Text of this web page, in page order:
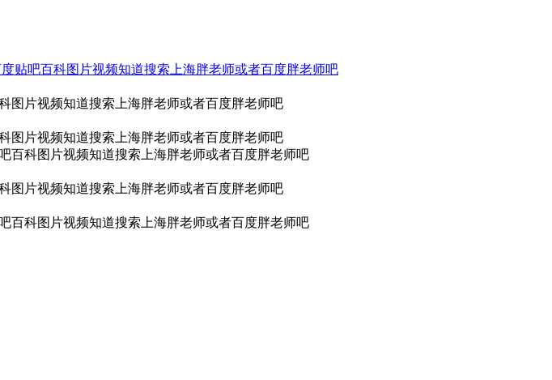
贴吧百科图片视频知道搜索上海胖老师或者百度胖老师吧
图片视频知道搜索上海胖老师或者百度胖老师吧
图片视频知道搜索上海胖老师或者百度胖老师吧
百科图片视频知道搜索上海胖老师或者百度胖老师吧
图片视频知道搜索上海胖老师或者百度胖老师吧
百科图片视频知道搜索上海胖老师或者百度胖老师吧